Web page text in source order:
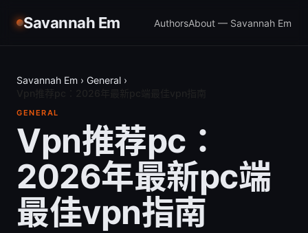
Savannah Em AuthorsAbout — Savannah Em
Savannah Em › General ›
GENERAL
Vpn推荐pc：
2026年最新pc端
最佳vpn指南